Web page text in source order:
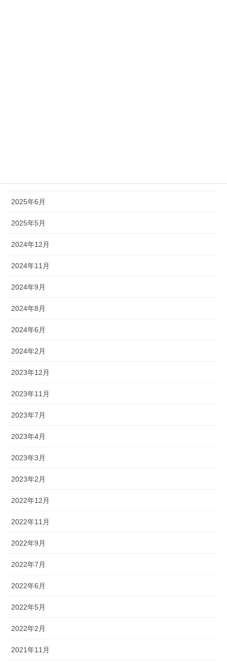
2025年6月
2025年5月
2024年12月
2024年11月
2024年9月
2024年8月
2024年6月
2024年2月
2023年12月
2023年11月
2023年7月
2023年4月
2023年3月
2023年2月
2022年12月
2022年11月
2022年9月
2022年7月
2022年6月
2022年5月
2022年2月
2021年11月